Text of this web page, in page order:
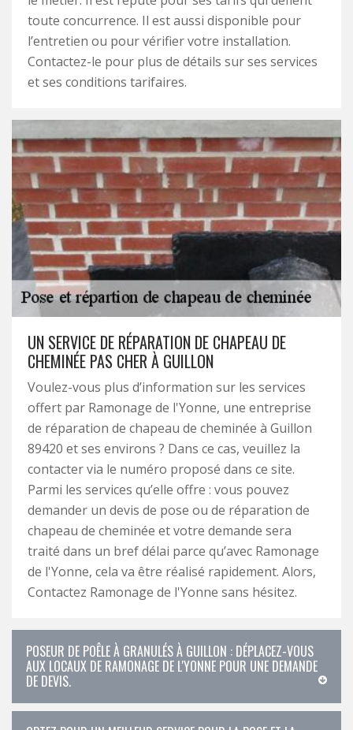
toute concurrence. Il est aussi disponible pour
l’entretien ou pour vérifier votre installation.
Contactez-le pour plus de détails sur ses services
et ses conditions tarifaires.
UN SERVICE DE RÉPARATION DE CHAPEAU DE
CHEMINÉE PAS CHER À GUILLON
Voulez-vous plus d’information sur les services
offert par Ramonage de l'Yonne, une entreprise
de réparation de chapeau de cheminée à Guillon
89420 et ses environs ? Dans ce cas, veuillez la
contacter via le numéro proposé dans ce site.
Parmi les services qu’elle offre : vous pouvez
demander un devis de pose ou de réparation de
chapeau de cheminée et votre demande sera
traité dans un bref délai parce qu’avec Ramonage
de l'Yonne, cela va être réalisé rapidement. Alors,
Contactez Ramonage de l'Yonne sans hésitez.
POSEUR DE POÊLE À GRANULÉS À GUILLON : DÉPLACEZ-VOUS
AUX LOCAUX DE RAMONAGE DE L'YONNE POUR UNE DEMANDE
DE DEVIS.